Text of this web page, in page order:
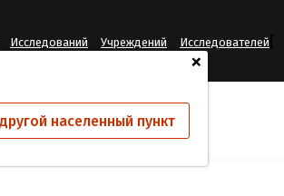
+
населенный пункт
Исследований Учреждений Исследователей
252